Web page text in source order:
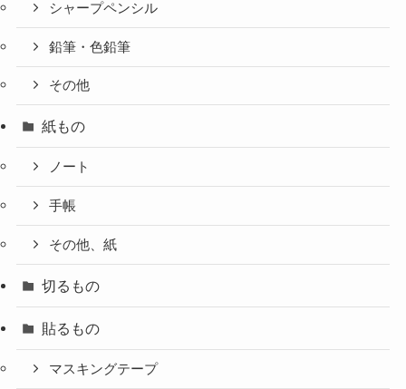
シャープペンシル
鉛筆・色鉛筆
その他
紙もの
ノート
手帳
その他、紙
切るもの
貼るもの
マスキングテープ